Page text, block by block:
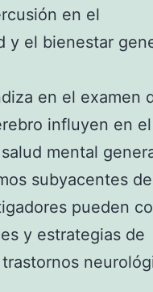
en el
y el bienestar
en el examen
influyen en el
mental
subyacentes
pueden
y estrategias de